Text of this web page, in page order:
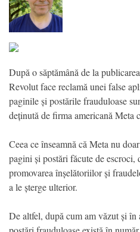
După o săptămână de la
Revolut face reclamă unei false
paginile și postările frauduloase
deținută de firma americană Meta
Ceea ce înseamnă că Meta nu
pagini și postări făcute de escroci,
promovarea înșelătoriilor și
a le șterge ulterior.
De altfel, după cum am văzut și